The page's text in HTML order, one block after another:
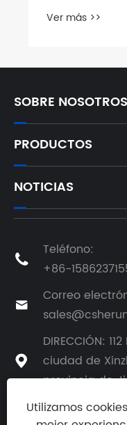
Ver más >>
SOBRE NOSOTROS
PRODUCTOS
NOTICIAS

Teléfono:
+86-

Correo

DIRECCIÓN:
ciudad de
provincia de
Utilizamos